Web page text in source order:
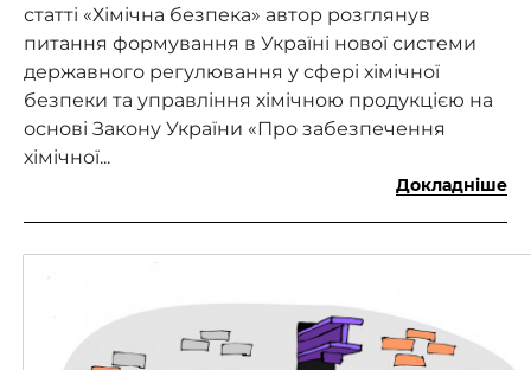
статті «Хімічна безпека» автор розглянув
питання формування в Україні нової системи
державного регулювання у сфері хімічної
безпеки та управління хімічною продукцією на
основі Закону України «Про забезпечення
хімічної...
Докладніше